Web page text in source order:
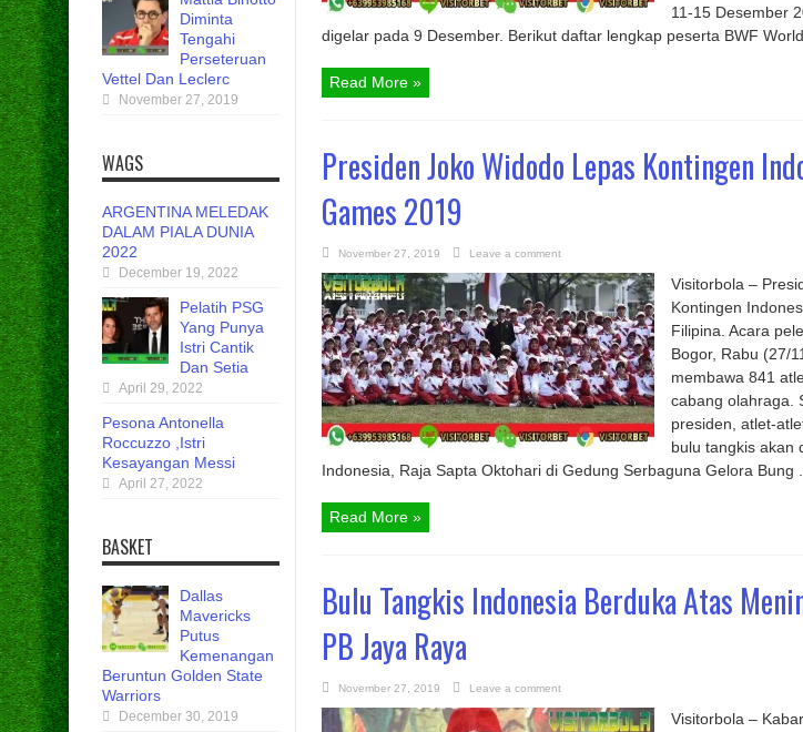
11-15 Desember
digelar pada 9 Desember. Berikut daftar lengkap peserta BWF World
Read More »
Presiden Joko Widodo Lepas Kontingen
Games 2019
November 27, 2019 Leave a comment
Visitorbola –
Kontingen
Filipina. Acara
Bogor, Rabu (27/
membawa 841
cabang olahraga.
presiden, atlet-
bulu tangkis akan
Indonesia, Raja Sapta Oktohari di Gedung Serbaguna Gelora Bung ...
Read More »
Bulu Tangkis Indonesia Berduka Atas
PB Jaya Raya
November 27, 2019 Leave a comment
Visitorbola –
Diminta
Tengahi
Perseteruan
Vettel Dan Leclerc
November 27, 2019
WAGS
ARGENTINA MELEDAK
DALAM PIALA DUNIA
2022
December 19, 2022
Pelatih PSG
Yang Punya
Istri Cantik
Dan Setia
April 29, 2022
Pesona Antonella
Roccuzzo ,Istri
Kesayangan Messi
April 27, 2022
BASKET
Dallas
Mavericks
Putus
Kemenangan
Beruntun Golden State
Warriors
December 30, 2019